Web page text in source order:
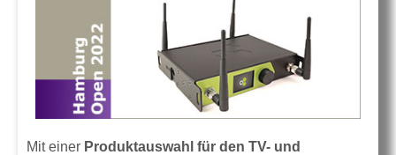
Mit einer Produktauswahl für den TV- und